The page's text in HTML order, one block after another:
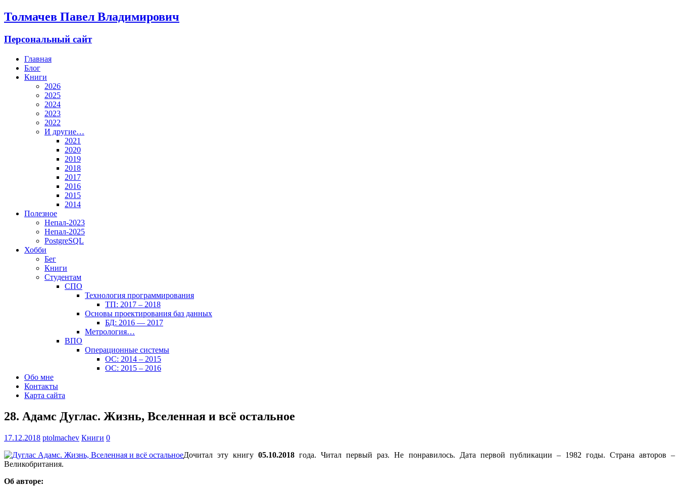
Толмачев Павел Владимирович
Персональный сайт
Главная
Блог
Книги
2026
2025
2024
2023
2022
И другие…
2021
2020
2019
2018
2017
2016
2015
2014
Полезное
Непал-2023
Непал-2025
PostgreSQL
Хобби
Бег
Книги
Студентам
СПО
Технология программирования
ТП: 2017 – 2018
Основы проектирования баз данных
БД: 2016 — 2017
Метрология…
ВПО
Операционные системы
ОС: 2014 – 2015
ОС: 2015 – 2016
Обо мне
Контакты
Карта сайта
28. Адамс Дуглас. Жизнь, Вселенная и всё остальное
17.12.2018 ptolmachev Книги 0
Дочитал эту книгу05.10.2018 года. Читал первый раз. Не понравилось. Дата первой публикации – 1982 годы. Страна авторов –
Великобритания.
Об авторе: